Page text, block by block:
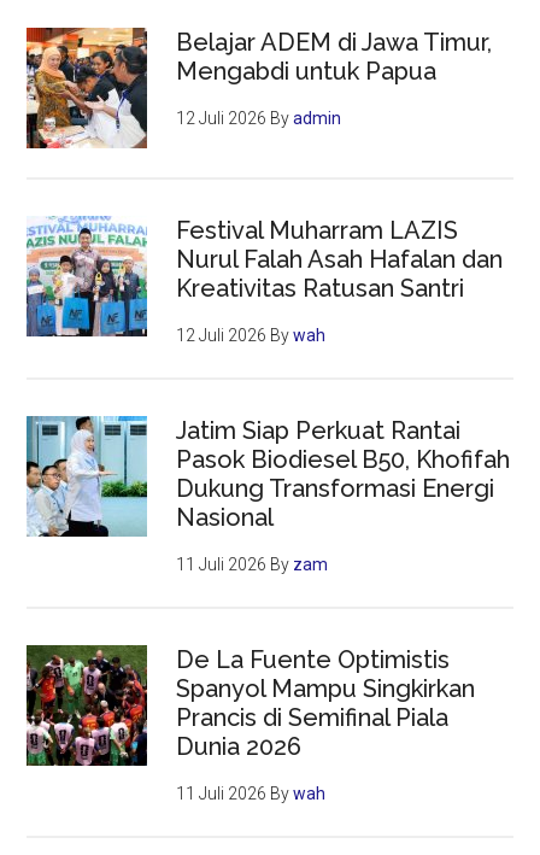
Belajar ADEM di Jawa Timur,
Mengabdi untuk Papua
12 Juli 2026 Byadmin
Festival Muharram LAZIS
Nurul Falah Asah Hafalan dan
Kreativitas Ratusan Santri
12 Juli 2026 Bywah
Jatim Siap Perkuat Rantai
Pasok Biodiesel B50, Khofifah
Dukung Transformasi Energi
Nasional
11 Juli 2026 By zam
De La Fuente Optimistis
Spanyol Mampu Singkirkan
Prancis di Semifinal Piala
Dunia 2026
11 Juli 2026 Bywah